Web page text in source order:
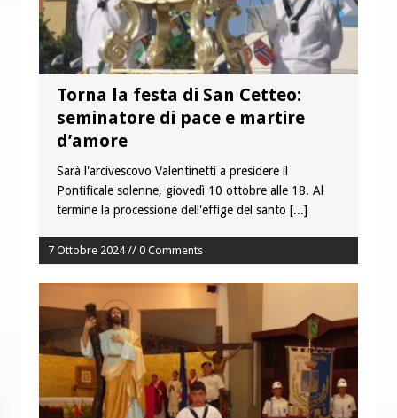
Torna la festa di San Cetteo:
seminatore di pace e martire
d’amore
Sarà l'arcivescovo Valentinetti a presidere il
Pontificale solenne, giovedì 10 ottobre alle 18. Al
termine la processione dell'effige del santo [...]
7 Ottobre 2024 // 0 Comments